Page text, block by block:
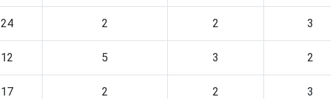
24 2 2 3
12 5 3 2
17 2 2 3